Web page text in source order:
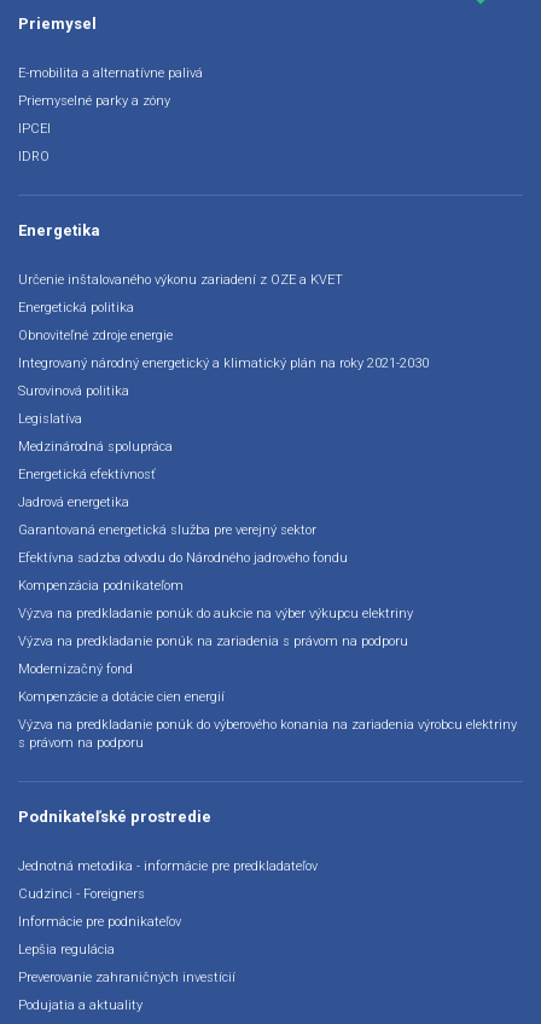
Priemysel
E-mobilita a alternatívne palivá
Priemyselné parky a zóny
IPCEI
IDRO
Energetika
Určenie inštalovaného výkonu zariadení z OZE a KVET
Energetická politika
Obnoviteľné zdroje energie
Integrovaný národný energetický a klimatický plán na roky 2021-2030
Surovinová politika
Legislatíva
Medzinárodná spolupráca
Energetická efektívnosť
Jadrová energetika
Garantovaná energetická služba pre verejný sektor
Efektívna sadzba odvodu do Národného jadrového fondu
Kompenzácia podnikateľom
Výzva na predkladanie ponúk do aukcie na výber výkupcu elektriny
Výzva na predkladanie ponúk na zariadenia s právom na podporu
Modernizačný fond
Kompenzácie a dotácie cien energií
Výzva na predkladanie ponúk do výberového konania na zariadenia výrobcu elektriny
s právom na podporu
Podnikateľské prostredie
Jednotná metodika - informácie pre predkladateľov
Cudzinci - Foreigners
Informácie pre podnikateľov
Lepšia regulácia
Preverovanie zahraničných investícií
Podujatia a aktuality